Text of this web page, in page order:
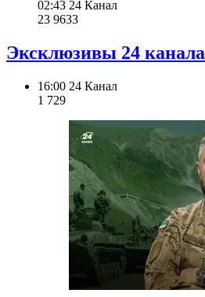
02:43 24 Канал
23 9633
Эксклюзивы 24 канала
16:00 24 Канал
1 729